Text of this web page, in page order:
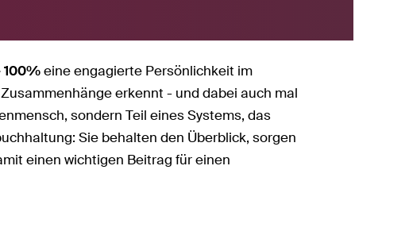
100%eine engagierte Persönlichkeit im
erkennt - und dabei auch mal
sondern Teil eines Systems, das
Sie behalten den Überblick, sorgen
einen wichtigen Beitrag für einen